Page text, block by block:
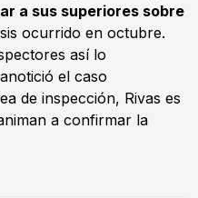
a sus superiores sobre
ocurrido en octubre.
así lo
el caso
de inspección, Rivas es
a confirmar la